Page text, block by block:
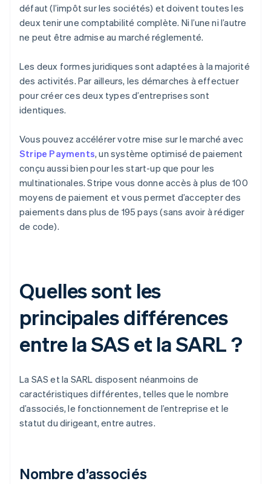
défaut (l’impôt sur les sociétés) et doivent toutes les
deux tenir une comptabilité complète. Ni l’une ni l’autre
ne peut être admise au marché réglementé.
Les deux formes juridiques sont adaptées à la majorité
des activités. Par ailleurs, les démarches à effectuer
pour créer ces deux types d’entreprises sont
identiques.
Vous pouvez accélérer votre mise sur le marché avec
Stripe Payments, un système optimisé de paiement
conçu aussi bien pour les start-up que pour les
multinationales. Stripe vous donne accès à plus de 100
moyens de paiement et vous permet d’accepter des
paiements dans plus de 195 pays (sans avoir à rédiger
de code).
Quelles sont les
principales différences
entre la SAS et la SARL ?
La SAS et la SARL disposent néanmoins de
caractéristiques différentes, telles que le nombre
d’associés, le fonctionnement de l’entreprise et le
statut du dirigeant, entre autres.
Nombre d’associés